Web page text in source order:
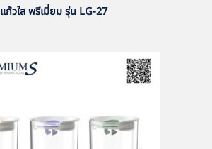
แก้วใส พรีเมี่ยม รุ่น LG-27